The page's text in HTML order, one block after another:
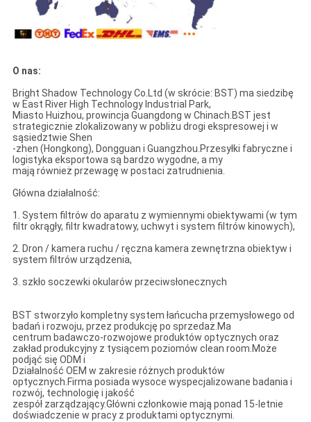
O nas:
Bright Shadow Technology Co.Ltd (w skrócie: BST) ma siedzibę
w East River High Technology Industrial Park,
Miasto Huizhou, prowincja Guangdong w Chinach.BST jest
strategicznie zlokalizowany w pobliżu drogi ekspresowej i w
sąsiedztwie Shen
-zhen (Hongkong), Dongguan i Guangzhou.Przesyłki fabryczne i
logistyka eksportowa są bardzo wygodne, a my
mają również przewagę w postaci zatrudnienia.
Główna działalność:
1. System filtrów do aparatu z wymiennymi obiektywami (w tym
filtr okrągły, filtr kwadratowy, uchwyt i system filtrów kinowych),
2. Dron / kamera ruchu / ręczna kamera zewnętrzna obiektyw i
system filtrów urządzenia,
3. szkło soczewki okularów przeciwsłonecznych
BST stworzyło kompletny system łańcucha przemysłowego od
badań i rozwoju, przez produkcję po sprzedaż.Ma
centrum badawczo-rozwojowe produktów optycznych oraz
zakład produkcyjny z tysiącem poziomów clean room.Może
podjąć się ODM i
Działalność OEM w zakresie różnych produktów
optycznych.Firma posiada wysoce wyspecjalizowane badania i
rozwój, technologię i jakość
zespół zarządzający.Główni członkowie mają ponad 15-letnie
doświadczenie w pracy z produktami optycznymi.